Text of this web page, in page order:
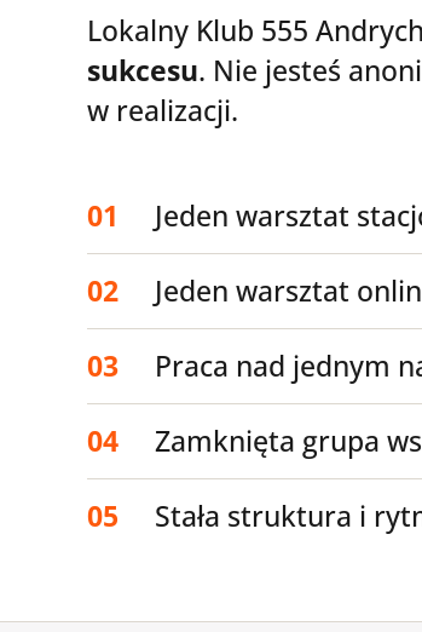
Lokalny Klub 555
sukcesu. Nie jesteś
w realizacji.
01
Jeden warsztat
02
Jeden warsztat
03
Praca nad jednym
04
Zamknięta grupa
05
Stała struktura i